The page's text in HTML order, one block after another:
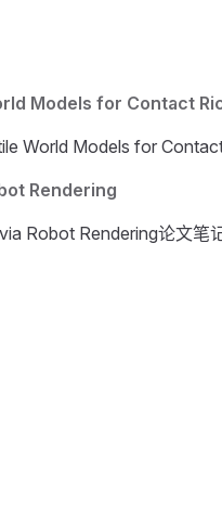
Models for Contact
World Models for
Rendering
Robot Rendering论文笔